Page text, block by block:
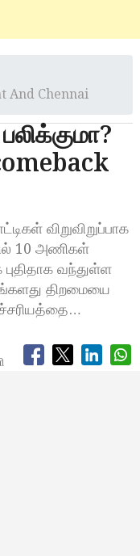
And Chennai
விறுவிறுப்பாக
10 அணிகள்
வந்துள்ள
திறமையை